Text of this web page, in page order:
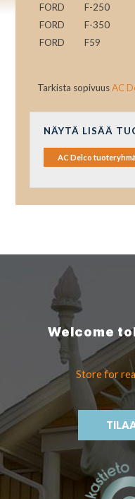
FORD
F-250
FORD
F-350
FORD
F59
Tarkista sopivuusAC
NÄYTÄ LISÄÄ
AC Delco
Welcome to
Store for